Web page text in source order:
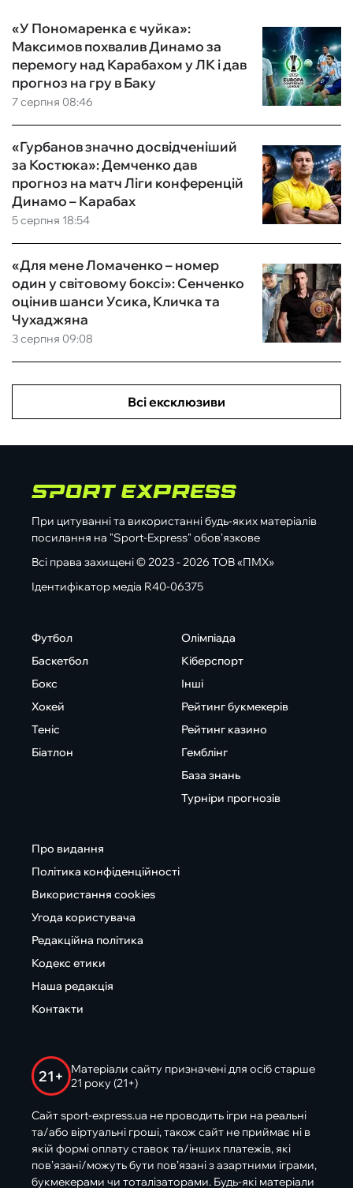
7 серпня 08:46
«У Пономаренка є чуйка»:
Максимов похвалив Динамо за
перемогу над Карабахом у ЛК і дав
прогноз на гру в Баку
5 серпня 18:54
«Гурбанов значно досвідченіший
за Костюка»: Демченко дав
прогноз на матч Ліги конференцій
Динамо – Карабах
3 серпня 09:08
«Для мене Ломаченко – номер
один у світовому боксі»: Сенченко
оцінив шанси Усика, Кличка та
Чухаджяна
Всі ексклюзиви
При цитуванні та використанні будь-яких матеріалів
посилання на "Sport-Express" обов'язкове
Всі права захищені © 2023 - 2026 ТОВ «ПМХ»
Ідентифікатор медіа R40-06375
Футбол
Баскетбол
Бокс
Хокей
Теніс
Біатлон
Олімпіада
Кіберспорт
Інші
Рейтинг букмекерів
Рейтинг казино
Гемблінг
База знань
Турніри прогнозів
Про видання
Політика конфіденційності
Використання cookies
Угода користувача
Редакційна політика
Кодекс етики
Наша редакція
Контакти
21+
Матеріали сайту призначені для осіб старше
21 року (21+)
Сайт sport-express.ua не проводить ігри на реальні
та/або віртуальні гроші, також сайт не приймає ні в
якій формі оплату ставок та/інших платежів, які
пов’язані/можуть бути пов’язані з азартними іграми,
букмекерами чи тоталізаторами. Будь-які матеріали